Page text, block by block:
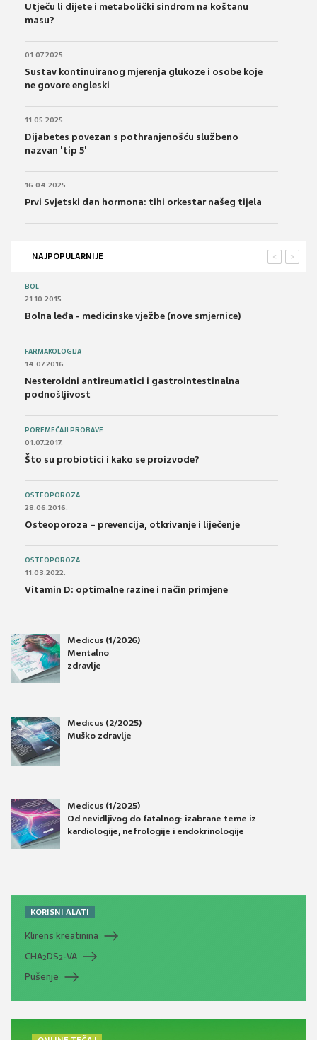
Utječu li dijete i metabolički sindrom na koštanu
masu?
01.07.2025.
Sustav kontinuiranog mjerenja glukoze i osobe koje
ne govore engleski
11.05.2025.
Dijabetes povezan s pothranjenošću službeno
nazvan 'tip 5'
16.04.2025.
Prvi Svjetski dan hormona: tihi orkestar našeg tijela
NAJPOPULARNIJE >
<
BOL
21.10.2015.
Bolna leđa - medicinske vježbe (nove smjernice)
FARMAKOLOGIJA
14.07.2016.
Nesteroidni antireumatici i gastrointestinalna
podnošljivost
POREMEĆAJI PROBAVE
01.07.2017.
Što su probiotici i kako se proizvode?
OSTEOPOROZA
28.06.2016.
Osteoporoza – prevencija, otkrivanje i liječenje
OSTEOPOROZA
11.03.2022.
Vitamin D: optimalne razine i način primjene
Medicus (1/2026)
Mentalno
zdravlje
Medicus (2/2025)
Muško zdravlje
Medicus (1/2025)
Od nevidljivog do fatalnog: izabrane teme iz
kardiologije, nefrologije i endokrinologije
KORISNI ALATI
Klirens kreatinina
CHA2DS2-VA
Pušenje